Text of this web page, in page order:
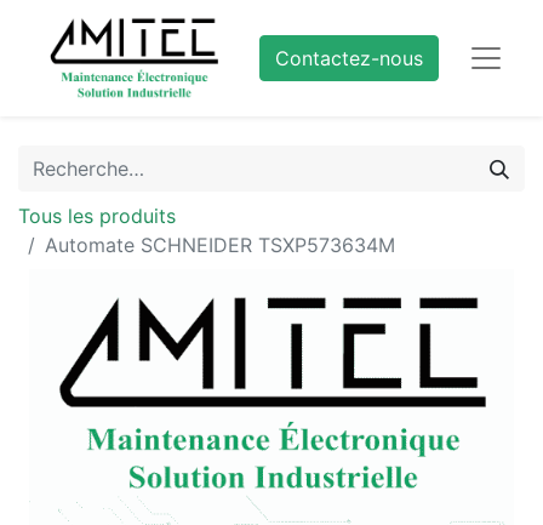
Contactez-nous
Tous les produits
Automate SCHNEIDER TSXP573634M